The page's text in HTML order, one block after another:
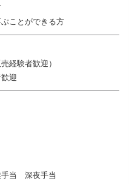
ことができる方
経験者歓迎）
迎
当 深夜手当